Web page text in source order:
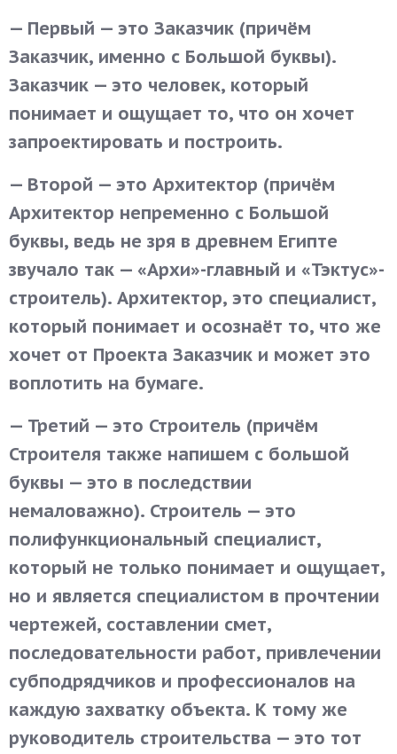
— Первый — это Заказчик (причём
Заказчик, именно с Большой буквы).
Заказчик — это человек, который
понимает и ощущает то, что он хочет
запроектировать и построить.
— Второй — это Архитектор (причём
Архитектор непременно с Большой
буквы, ведь не зря в древнем Египте
звучало так — «Архи»-главный и «Тэктус»-
строитель). Архитектор, это специалист,
который понимает и осознаёт то, что же
хочет от Проекта Заказчик и может это
воплотить на бумаге.
— Третий — это Строитель (причём
Строителя также напишем с большой
буквы — это в последствии
немаловажно). Строитель — это
полифункциональный специалист,
который не только понимает и ощущает,
но и является специалистом в прочтении
чертежей, составлении смет,
последовательности работ, привлечении
субподрядчиков и профессионалов на
каждую захватку объекта. К тому же
руководитель строительства — это тот